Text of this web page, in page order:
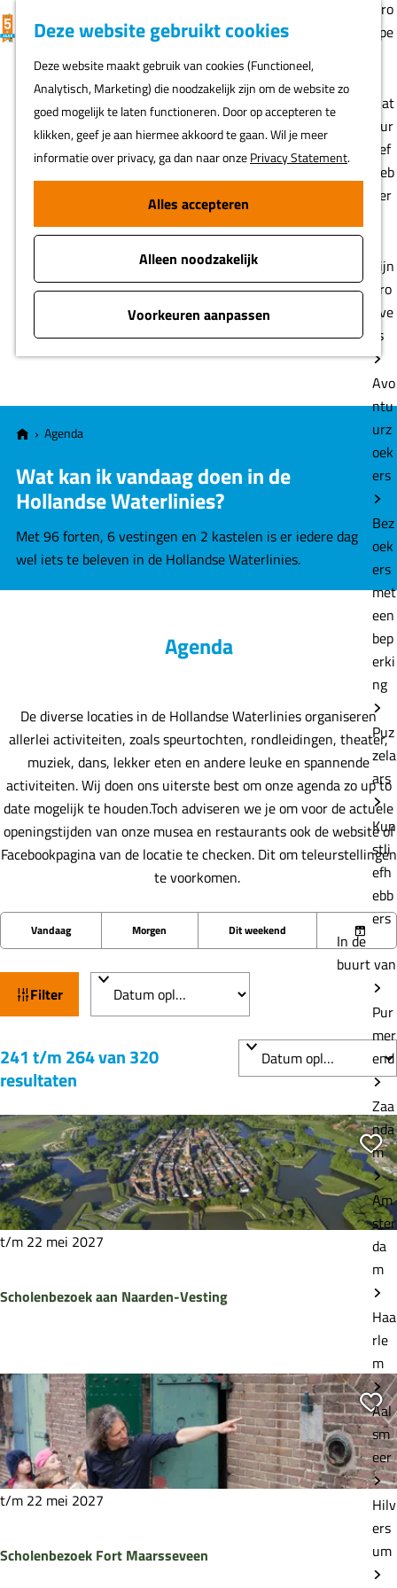
Deze website gebruikt cookies
Deze website maakt gebruik van cookies (Functioneel,
Analytisch, Marketing) die noodzakelijk zijn om de website zo
goed mogelijk te laten functioneren. Door op accepteren te
klikken, geef je aan hiermee akkoord te gaan. Wil je meer
informatie over privacy, ga dan naar onzePrivacy Statement.
Alles accepteren
Alleen noodzakelijk
Voorkeuren aanpassen
e
F
v
o
r
i
e
t
e
n
K
a
r
t
Z
e
k
e
n
MENU
Gro
epe
Nat
uur
lief
heb
ber
Fijn
pro
eve
rs
Avo
ntu
urz
oek
ers
Bez
oek
ers
met
een
bep
erki
ng
Puz
zela
ars
Kun
stli
efh
ebb
ers
In de
buurt van
Pur
mer
end
Zaa
nda
m
Am
ster
da
m
Haa
rle
m
Aal
sm
eer
Hilv
ers
um
Agenda
Wat kan ik vandaag doen in de
Hollandse Waterlinies?
Met 96 forten, 6 vestingen en 2 kastelen is er iedere dag
wel iets te beleven in de Hollandse Waterlinies.
Agenda
De diverse locaties in de Hollandse Waterlinies organiseren
allerlei activiteiten, zoals speurtochten, rondleidingen, theater,
muziek, dans, lekker eten en andere leuke en spannende
activiteiten. Wij doen ons uiterste best om onze agenda zo up to
date mogelijk te houden.Toch adviseren we je om voor de actuele
openingstijden van onze musea en restaurants ook de website of
Facebookpagina van de locatie te checken. Dit om teleurstellingen
te voorkomen.
W
a
t
o
e
k
j
e
W
a
n
e
r
Vandaag Morgen Dit weekend
K
i
t
m
Filter
S
o
r
e
r
o
:
241 t/m 264 van 320
resultaten
S
o
t
e
r
o
p
Scholenbezoek aan Naarden-Vesting
c
h
o
l
e
n
z
t/m 22 mei 2027
Scholenbezoek Fort Maarsseveen
t/m 22 mei 2027